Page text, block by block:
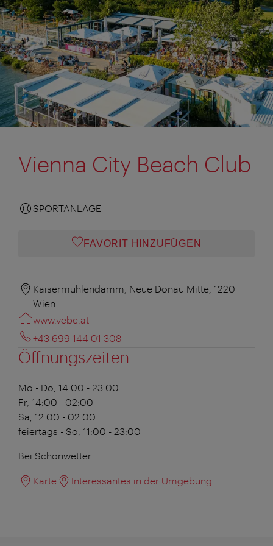
Vienna City Beach Club
SPORTANLAGE
FAVORIT HINZUFÜGEN
Kaisermühlendamm, Neue Donau Mitte, 1220
Wien
www.vcbc.at
+43 699 144 01 308
Öffnungszeiten
Mo - Do, 14:00 - 23:00
Fr, 14:00 - 02:00
Sa, 12:00 - 02:00
feiertags - So, 11:00 - 23:00
Bei Schönwetter.
Karte Interessantes in der Umgebung